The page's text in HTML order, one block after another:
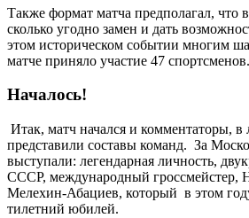
Также формат матча предполагал, что
сколько угодно замен и дать
этом историческом событии многим
матче приняло участие 47 спортсменов.
Началось!
Итак, матч начался и комментаторы,
представили составы команд. За
выступали: легендарная личность,
СССР, международный гроссмейстер,
Мелехин-Абациев, который в этом
тилетний юбилей.